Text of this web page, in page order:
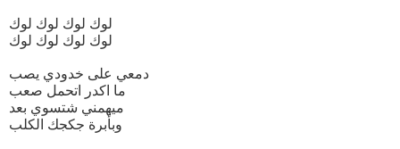
لوك لوك لوك لوك
لوك لوك لوك لوك
دمعي على خدودي يصب
ما اكدر اتحمل صعب
ميهمني شتسوي بعد
وبأبرة جكجك الكلب